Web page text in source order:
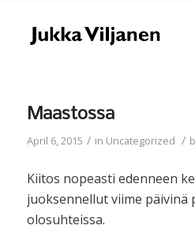
Maastossa
April 6, 2015 / in Uncategorized /
Kiitos nopeasti edenneen
juoksennellut viime päivinä
olosuhteissa.